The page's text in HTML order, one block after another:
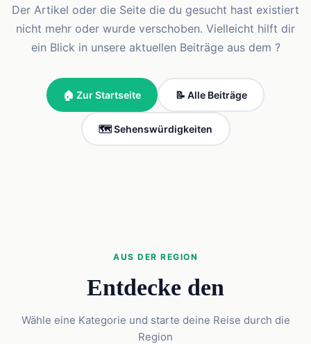
Der Artikel oder die Seite die du gesucht hast existiert
nicht mehr oder wurde verschoben. Vielleicht hilft dir
ein Blick in unsere aktuellen Beiträge aus dem ?
🏠 Zur Startseite 📝 Alle Beiträge
🗺️ Sehenswürdigkeiten
AUS DER REGION
Entdecke den
Wähle eine Kategorie und starte deine Reise durch die
Region